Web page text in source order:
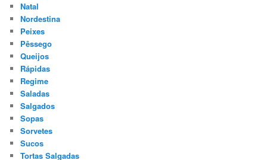
Natal
Nordestina
Peixes
Pêssego
Queijos
Rápidas
Regime
Saladas
Salgados
Sopas
Sorvetes
Sucos
Tortas Salgadas